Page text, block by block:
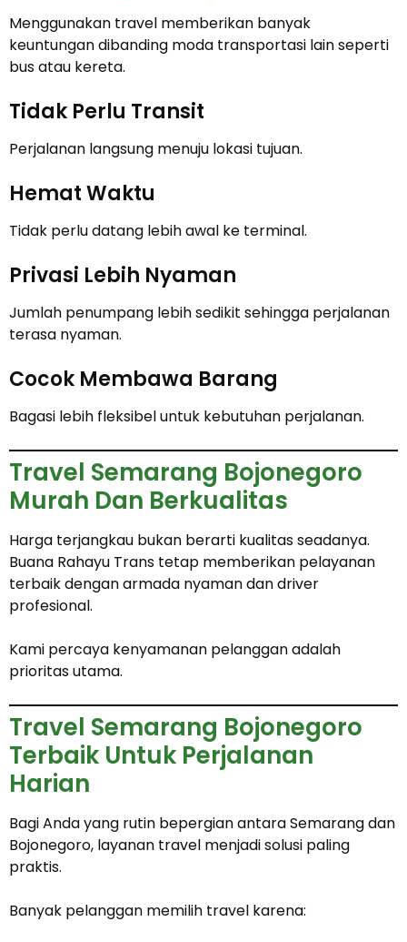
Menggunakan travel memberikan banyak
keuntungan dibanding moda transportasi lain seperti
bus atau kereta.
Tidak Perlu Transit
Perjalanan langsung menuju lokasi tujuan.
Hemat Waktu
Tidak perlu datang lebih awal ke terminal.
Privasi Lebih Nyaman
Jumlah penumpang lebih sedikit sehingga perjalanan
terasa nyaman.
Cocok Membawa Barang
Bagasi lebih fleksibel untuk kebutuhan perjalanan.
Travel Semarang Bojonegoro
Murah Dan Berkualitas
Harga terjangkau bukan berarti kualitas seadanya.
Buana Rahayu Trans tetap memberikan pelayanan
terbaik dengan armada nyaman dan driver
profesional.
Kami percaya kenyamanan pelanggan adalah
prioritas utama.
Travel Semarang Bojonegoro
Terbaik Untuk Perjalanan
Harian
Bagi Anda yang rutin bepergian antara Semarang dan
Bojonegoro, layanan travel menjadi solusi paling
praktis.
Banyak pelanggan memilih travel karena: